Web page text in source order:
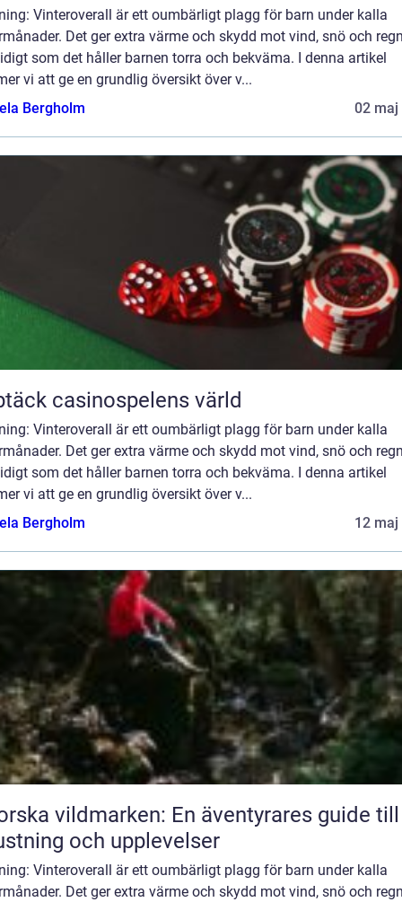
Vinteroverall är ett oumbärligt plagg för barn under kalla
Det ger extra värme och skydd mot vind, snö och
som det håller barnen torra och bekväma. I denna artikel
vi att ge en grundlig översikt över v...
Bergholm
02 maj
casinospelens värld
Vinteroverall är ett oumbärligt plagg för barn under kalla
Det ger extra värme och skydd mot vind, snö och
som det håller barnen torra och bekväma. I denna artikel
vi att ge en grundlig översikt över v...
Bergholm
12 maj
vildmarken: En äventyrares guide till
och upplevelser
Vinteroverall är ett oumbärligt plagg för barn under kalla
Det ger extra värme och skydd mot vind, snö och